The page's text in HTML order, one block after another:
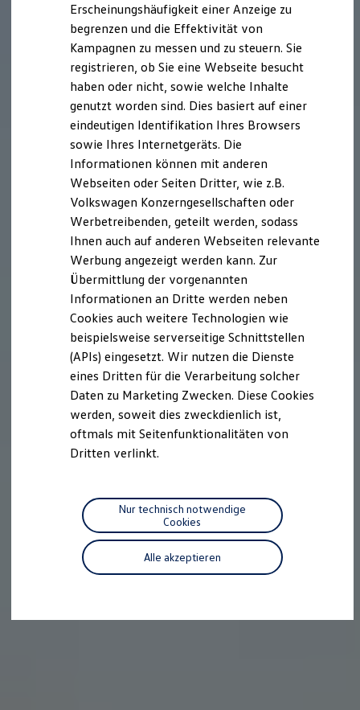
Marke und Erlebnis
Volkswagen R und R Experience
R-Modelle
R Experience
Driving Experience
Volkswagen entdecken
Werkbesichtigung
Lifestyle Shop
T-Roc Kollektion
Golf Kollektion
Volkswagen Kollektion
R-Kollektion
GTI Kollektion
Fußball Drop
we drive football
#wedriveproud
Besitzer und Service
myVolkswagen
Software Updates
Service und Ersatzteile
Inspektion und HU/AU
Reparaturen und Checks
Motorenöl und Flüssigkeiten
Räder und Reifen
Pannen- und Unfallhilfe
Economy Service
Volkswagen Teile
Zubehör
Modellspezifisches Zubehör
Individualisieren
Wallbox und Ladekabel
Digitale Extras
Dienste für Ihr Modell finden
Volkswagen Apps, Login und Shop
Handy und Fahrzeug verbinden
Vorgängermodelle
Erscheinungshäufigkeit einer Anzeige zu
begrenzen und die Effektivität von
Kampagnen zu messen und zu steuern. Sie
registrieren, ob Sie eine Webseite besucht
haben oder nicht, sowie welche Inhalte
genutzt worden sind. Dies basiert auf einer
eindeutigen Identifikation Ihres Browsers
sowie Ihres Internetgeräts. Die
Informationen können mit anderen
Webseiten oder Seiten Dritter, wie z.B.
Volkswagen Konzerngesellschaften oder
Werbetreibenden, geteilt werden, sodass
Ihnen auch auf anderen Webseiten relevante
Werbung angezeigt werden kann. Zur
Übermittlung der vorgenannten
Informationen an Dritte werden neben
Cookies auch weitere Technologien wie
beispielsweise serverseitige Schnittstellen
(APIs) eingesetzt. Wir nutzen die Dienste
eines Dritten für die Verarbeitung solcher
Daten zu Marketing Zwecken. Diese Cookies
werden, soweit dies zweckdienlich ist,
oftmals mit Seitenfunktionalitäten von
Dritten verlinkt.
Alle akzeptieren
Nur technisch notwendige
Cookies